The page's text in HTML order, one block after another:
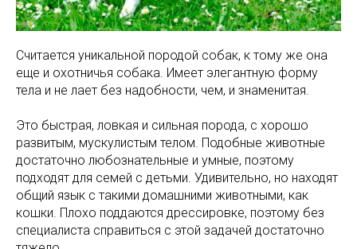
Считается уникальной породой собак, к тому же она
еще и охотничья собака. Имеет элегантную форму
тела и не лает без надобности, чем, и знаменитая.
Это быстрая, ловкая и сильная порода, с хорошо
развитым, мускулистым телом. Подобные животные
достаточно любознательные и умные, поэтому
подходят для семей с детьми. Удивительно, но находят
общий язык с такими домашними животными, как
кошки. Плохо поддаются дрессировке, поэтому без
специалиста справиться с этой задачей достаточно